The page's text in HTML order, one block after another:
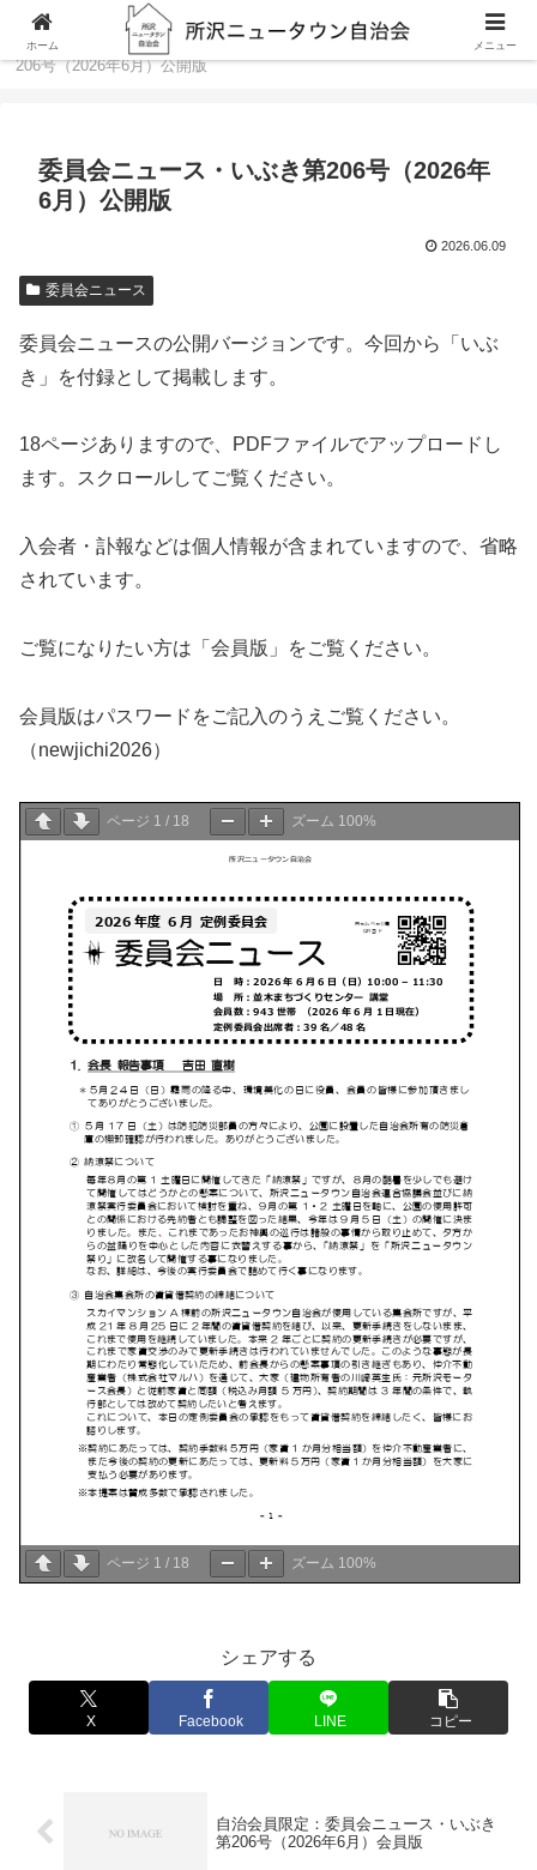
委員会ニュース
委員会ニュース・いぶき第
206号（2026年6月）公開版
委員会ニュース・いぶき第206号（2026年
6月）公開版
2026.06.09
委員会ニュース
委員会ニュースの公開バージョンです。今回から「いぶ
き」を付録として掲載します。
18ページありますので、PDFファイルでアップロードし
ます。スクロールしてご覧ください。
入会者・訃報などは個人情報が含まれていますので、省略
されています。
ご覧になりたい方は「会員版」をご覧ください。
会員版はパスワードをご記入のうえご覧ください。
（newjichi2026）
ページ 1 / 18 ズーム 100%
ページ 1 / 18 ズーム 100%
シェアする
X Facebook LINE コピー
自治会員限定：委員会ニュース・いぶき
第206号（2026年6月）会員版
ホーム メニュー